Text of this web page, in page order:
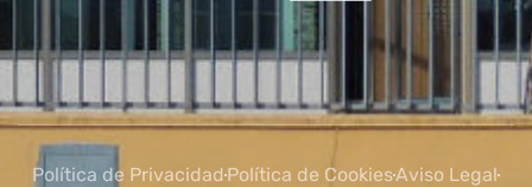
Política de Privacidad Política de CookiesAviso Legal